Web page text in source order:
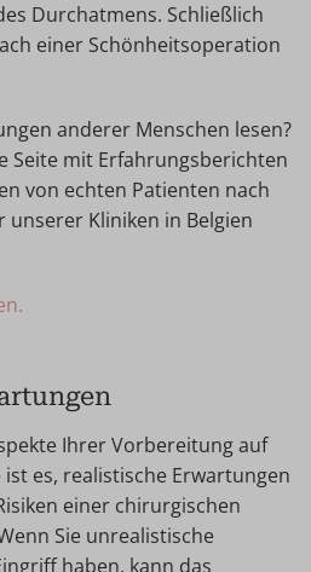
Durchatmens. Schließlich
einer Schönheitsoperation
anderer Menschen lesen?
Seite mit Erfahrungsberichten
von echten Patienten nach
Kliniken in Belgien
Ihrer Vorbereitung auf
es, realistische Erwartungen
einer chirurgischen
Sie unrealistische
haben, kann das